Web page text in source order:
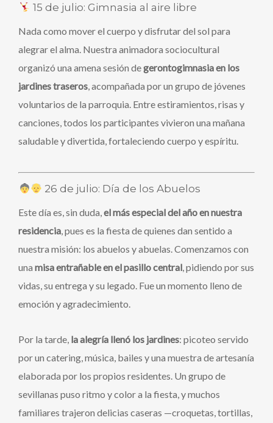
15 de julio: Gimnasia al aire libre
Nada como mover el cuerpo y disfrutar del sol para
alegrar el alma. Nuestra animadora sociocultural
organizó una amena sesión degerontogimnasia en los
jardines traseros, acompañada por un grupo de jóvenes
voluntarios de la parroquia. Entre estiramientos, risas y
canciones, todos los participantes vivieron una mañana
saludable y divertida, fortaleciendo cuerpo y espíritu.
26 de julio: Día de los Abuelos
Este día es, sin duda,el más especial del año en nuestra
residencia, pues es la fiesta de quienes dan sentido a
nuestra misión: los abuelos y abuelas. Comenzamos con
unamisa entrañable en el pasillo central, pidiendo por sus
vidas, su entrega y su legado. Fue un momento lleno de
emoción y agradecimiento.
Por la tarde, la alegría llenó los jardines: picoteo servido
por un catering, música, bailes y una muestra de artesanía
elaborada por los propios residentes. Un grupo de
sevillanas puso ritmo y color a la fiesta, y muchos
familiares trajeron delicias caseras —croquetas, tortillas,